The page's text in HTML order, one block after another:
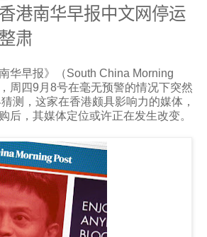
港南华早报中文网停运
肃
华早报》（South China Morning
周四9 月 8号在毫无预警的情况下突然
测，这家在香港颇具影响力的媒体，
后，其媒体定位或许正在发生改变。